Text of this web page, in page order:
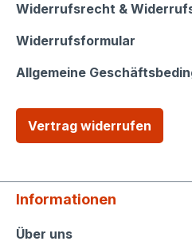
Widerrufsrecht &
Widerrufsformular
Allgemeine
Vertrag widerrufen
Informationen
Informationen
Über uns